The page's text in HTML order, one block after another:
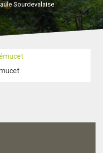
Sourdevalaise